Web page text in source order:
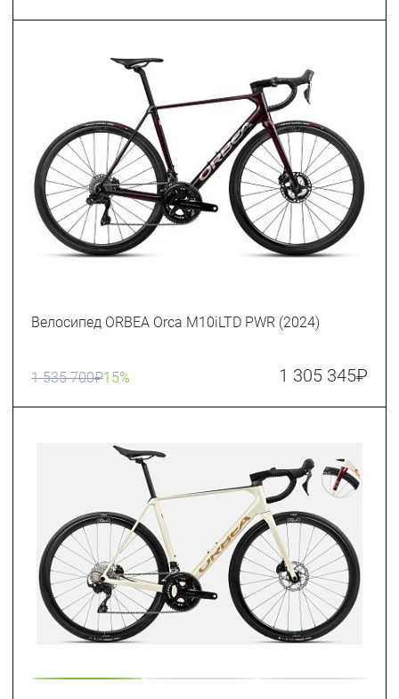
Велосипед ORBEA Orca M10iLTD PWR (2024)
1 535 700₽15% 1 305 345₽